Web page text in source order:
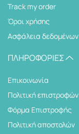
Track my order
Όροι χρήσης
Ασφάλεια δεδομένων
ΠΛΗΡΟΦΟΡΊΕΣ
Επικοινωνία
Πολιτική επιστροφών
Φόρμα Επιστροφής
Πολιτική αποστολών